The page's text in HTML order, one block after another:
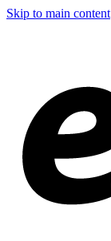
Skip to main content